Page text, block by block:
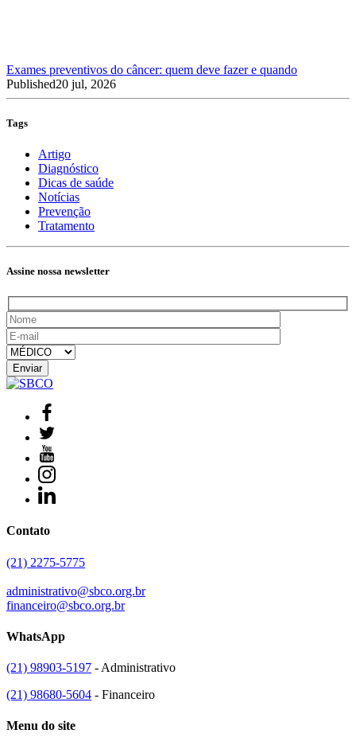
Exames preventivos do câncer: quem deve fazer e quando
Published20 jul, 2026
Tags
Artigo
Diagnóstico
Dicas de saúde
Notícias
Prevenção
Tratamento
Assine nossa newsletter
Contato
(21) 2275-5775
administrativo@sbco.org.br
financeiro@sbco.org.br
WhatsApp
(21) 98903-5197 - Administrativo
(21) 98680-5604 - Financeiro
Menu do site